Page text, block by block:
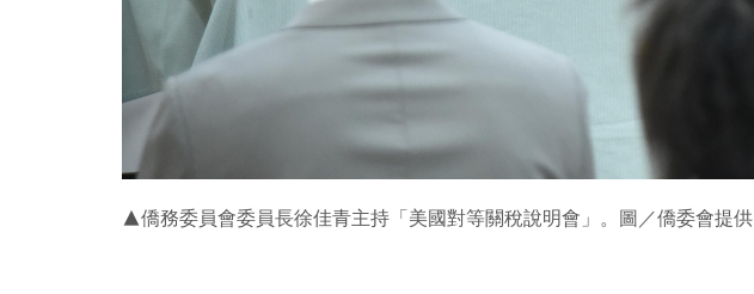
▲僑務委員會委員長徐佳青主持「美國對等關稅說明會」。圖／僑委會提供